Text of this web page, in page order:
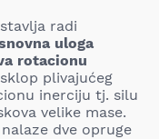
radi
uloga
rotacionu
plivajućeg
inerciju tj. silu
velike mase.
dve opruge